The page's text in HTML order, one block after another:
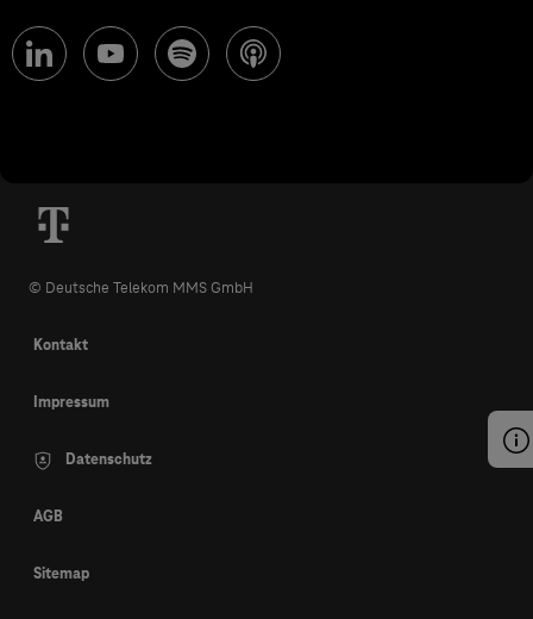
© Deutsche Telekom MMS GmbH
Kontakt
Impressum
Datenschutz
AGB
Sitemap